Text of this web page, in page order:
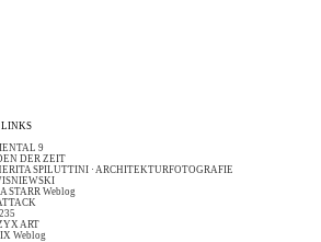
LINKS
9
DER ZEIT
SPILUTTINI · ARCHITEKTURFOTOGRAFIE
STARR Weblog
ART
Weblog